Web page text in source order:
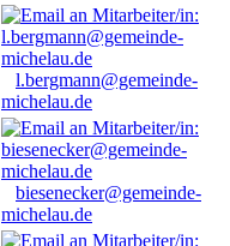
l.bergmann@gemeinde-
michelau.de
biesenecker@gemeinde-
michelau.de